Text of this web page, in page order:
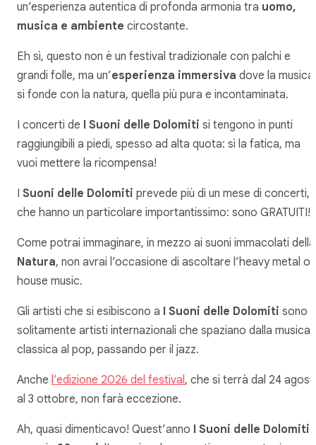
un’esperienza autentica di profonda armonia tra uomo,
musica e ambiente circostante.
Eh sì, questo non è un festival tradizionale con palchi e
grandi folle, ma un’esperienza immersiva dove la musica
si fonde con la natura, quella più pura e incontaminata.
I concerti de I Suoni delle Dolomiti si tengono in punti
raggiungibili a piedi, spesso ad alta quota: sì la fatica, ma
vuoi mettere la ricompensa!
I Suoni delle Dolomiti prevede più di un mese di concerti,
che hanno un particolare importantissimo: sono GRATUITI!
Come potrai immaginare, in mezzo ai suoni immacolati della
Natura, non avrai l’occasione di ascoltare l’heavy metal o
house music.
Gli artisti che si esibiscono a I Suoni delle Dolomiti sono
solitamente artisti internazionali che spaziano dalla musica
classica al pop, passando per il jazz.
Anche l’edizione 2026 del festival, che si terrà dal 24
al 3 ottobre, non farà eccezione.
Ah, quasi dimenticavo! Quest’anno I Suoni delle Dolomiti